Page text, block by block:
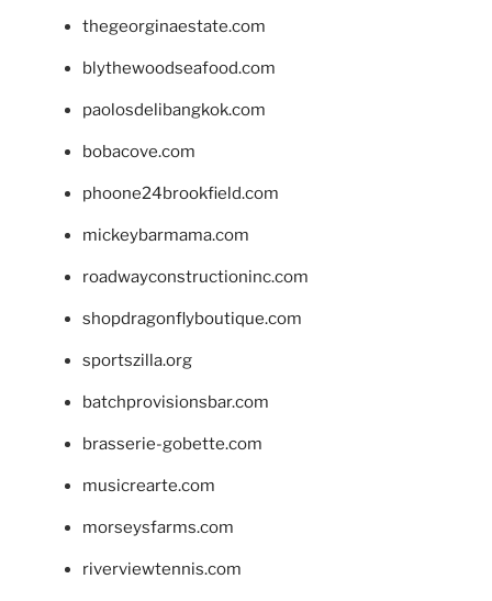
thegeorginaestate.com
blythewoodseafood.com
paolosdelibangkok.com
bobacove.com
phoone24brookfield.com
mickeybarmama.com
roadwayconstructioninc.com
shopdragonflyboutique.com
sportszilla.org
batchprovisionsbar.com
brasserie-gobette.com
musicrearte.com
morseysfarms.com
riverviewtennis.com